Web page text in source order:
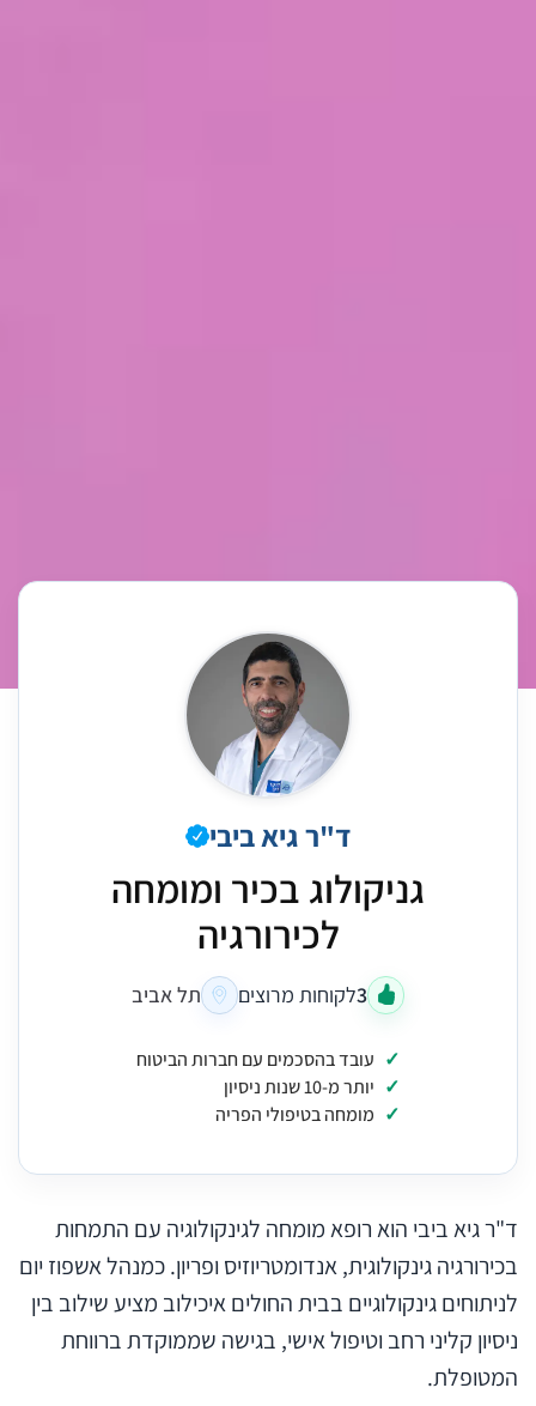
ד"ר גיא ביבי
גניקולוג בכיר ומומחה
לכירורגיה
3לקוחות מרוצים תל אביב
עובד בהסכמים עם חברות הביטוח
יותר מ-10 שנות ניסיון
מומחה בטיפולי הפריה
ד"ר גיא ביבי הוא רופא מומחה לגינקולוגיה עם התמחות
בכירורגיה גינקולוגית, אנדומטריוזיס ופריון. כמנהל אשפוז יום
לניתוחים גינקולוגיים בבית החולים איכילוב מציע שילוב בין
ניסיון קליני רחב וטיפול אישי, בגישה שממוקדת ברווחת
המטופלת.